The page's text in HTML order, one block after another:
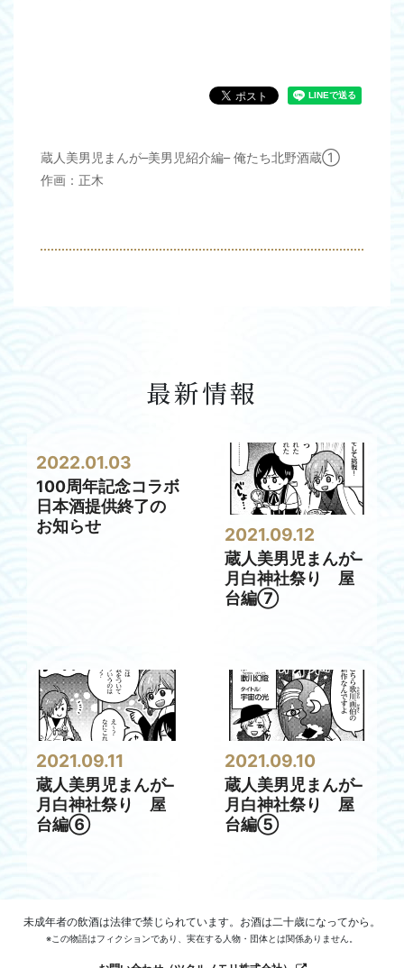
蔵人美男児まんが–美男児紹介編– 俺たち北野酒蔵①
作画：正木
最新情報
2022.01.03
100周年記念コラボ
日本酒提供終了の
お知らせ
2021.09.12
蔵人美男児まんが–
月白神社祭り 屋
台編⑦
2021.09.11
蔵人美男児まんが–
月白神社祭り 屋
台編⑥
2021.09.10
蔵人美男児まんが–
月白神社祭り 屋
台編⑤
未成年者の飲酒は法律で禁じられています。お酒は二十歳になってから。
※この物語はフィクションであり、実在する人物・団体とは関係ありません。